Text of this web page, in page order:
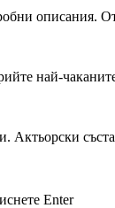
описания.
най-
Актьорски
Enter